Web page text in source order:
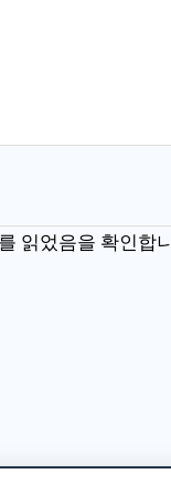
읽었음을 확인합